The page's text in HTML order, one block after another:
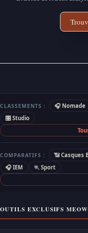
CLASSEMENTS : 🎧 Nomade
🎛 Studio
COMPARATIFS : 📶 Casques
🎧 IEM
🏃 Sport
OUTILS EXCLUSIFS